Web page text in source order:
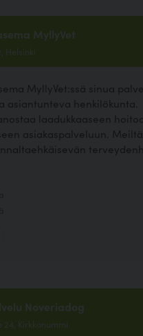
MyllyVet
Helsinki
MyllyVet:ssä sinua
asiantunteva henkilökunta.
laadukkaaseen
asiakaspalveluun.
Noveriadog
24, Kirkkonummi